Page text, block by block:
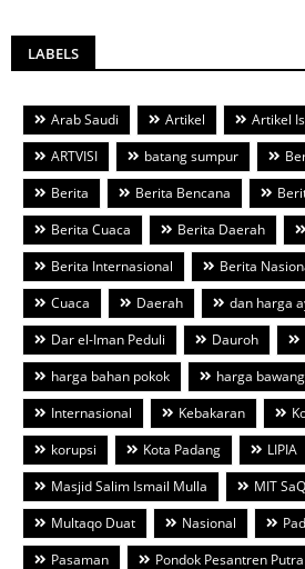
LABELS
Arab Saudi Artikel Artikel
ARTVISI
batang sumpur
Berita
Berita Bencana
Berita Cuaca
Berita Daerah
Berita Internasional
Berita
Cuaca
Daerah
dan harga
Dar el-Iman Peduli
Dauroh
harga bahan pokok
harga bawang
Internasional
Kebakaran
korupsi
Kota Padang
LIPIA
Masjid Salim Ismail Mulla
MIT
Multaqo Duat
Nasional
Pasaman
Pondok Pesantren